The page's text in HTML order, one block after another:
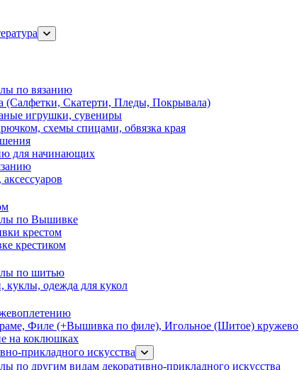
по вязанию
(Салфетки, Скатерти, Пледы, Покрывала)
игрушки, сувениры
схемы спицами, обвязка края
для начинающих
по Вышивке
крестом
крестиком
по шитью
куклы, одежда для кукол
Филе (+Вышивка по филе), Игольное (Шитое) кружево
на коклюшках
прикладного искусства
по другим видам декоративно-прикладного искусства